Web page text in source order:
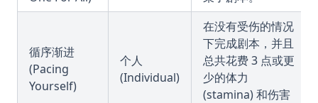
循序渐进
(Pacing
Yourself)
个人
(Individual)
在没有受伤的情况
下完成剧本，并且
总共花费 3 点或更
少的体力
(stamina) 和伤害